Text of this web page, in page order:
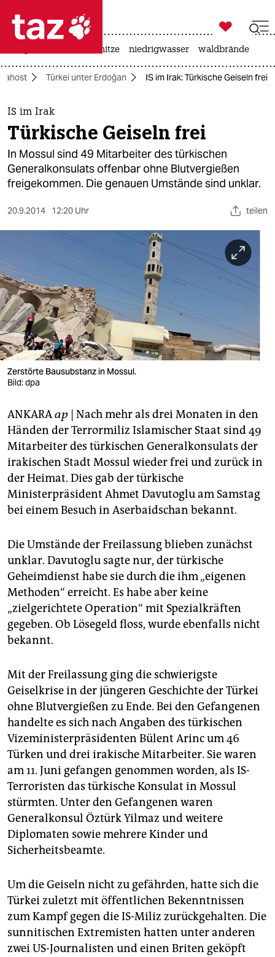
 taz zahl ich
taz zahl ich
themen
politik
öko
gesellschaft
berlin
nord
wahrheit
verlag
verlag
veranstaltungen
shop
fragen & hilfe
unterstützen
abo
epaper login

taz zahl ich
hitze niedrigwasser waldbrände
Türkei unter Erdoğan IS im Irak: Türkische Geiseln frei
IS im Irak
Türkische Geiseln frei
In Mossul sind 49 Mitarbeiter des türkischen
Generalkonsulats offenbar ohne Blutvergießen
freigekommen. Die genauen Umstände sind unklar.
20.9.2014 12:20 Uhr teilen
Zerstörte Bausubstanz in Mossul.
Bild: dpa
ANKARAap | Nach mehr als drei Monaten in den
Händen der Terrormiliz Islamischer Staat sind 49
Mitarbeiter des türkischen Generalkonsulats der
irakischen Stadt Mossul wieder frei und zurück in
der Heimat. Dies gab der türkische
Ministerpräsident Ahmet Davutoglu am Samstag
bei einem Besuch in Aserbaidschan bekannt.
Die Umstände der Freilassung blieben zunächst
unklar. Davutoglu sagte nur, der türkische
Geheimdienst habe sie durch die ihm „eigenen
Methoden“ erreicht. Es habe aber keine
„zielgerichtete Operation“ mit Spezialkräften
gegeben. Ob Lösegeld floss, wurde ebenfalls nicht
bekannt.
Mit der Freilassung ging die schwierigste
Geiselkrise in der jüngeren Geschichte der Türkei
ohne Blutvergießen zu Ende. Bei den Gefangenen
handelte es sich nach Angaben des türkischen
Vizeministerpräsidenten Bülent Arinc um 46
Türken und drei irakische Mitarbeiter. Sie waren
am 11. Juni gefangen genommen worden, als IS-
Terroristen das türkische Konsulat in Mossul
stürmten. Unter den Gefangenen waren
Generalkonsul Öztürk Yilmaz und weitere
Diplomaten sowie mehrere Kinder und
Sicherheitsbeamte.
Um die Geiseln nicht zu gefährden, hatte sich die
Türkei zuletzt mit öffentlichen Bekenntnissen
zum Kampf gegen die IS-Miliz zurückgehalten. Die
sunnitischen Extremisten hatten unter anderen
zwei US-Journalisten und einen Briten geköpft